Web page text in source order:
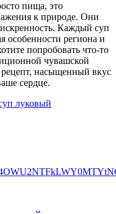
пища, это
к природе. Они
Каждый суп
особенности региона и
попробовать что-то
чувашской
насыщенный вкус
сердце.
луковый